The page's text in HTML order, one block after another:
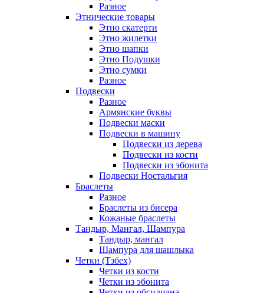
Разное
Этнические товары
Этно скатерти
Этно жилетки
Этно шапки
Этно Подушки
Этно сумки
Разное
Подвески
Разное
Армянские буквы
Подвески маски
Подвески в машину
Подвески из дерева
Подвески из кости
Подвески из эбонита
Подвески Ностальгия
Браслеты
Разное
Браслеты из бисера
Кожаные браслеты
Тандыр, Мангал, Шампура
Тандыр, мангал
Шампура для шашлыка
Четки (Тзбех)
Четки из кости
Четки из эбонита